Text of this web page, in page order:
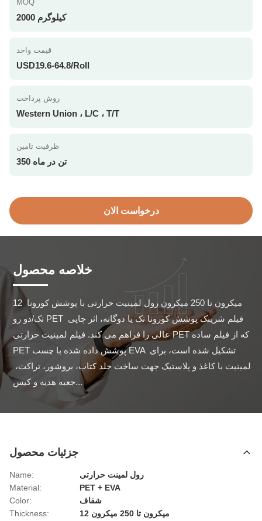
MOQ
2000 کیلوگرم
قیمت واحد
USD19.6-64.8/Roll
روش پرداخت
Western Union ، L/C ، T/T
ظرفیت تامین
350 تن در ماه
درخواست الان
خلاصه محصول
12 میکرون تا 250 میکرون رول لمینیت حرارتی با پوشش کورونا
تک/دو رو PET فیلم شرینک پوشش کورونا تک یا دوگانه، اثر چاپی
عالی را فراهم می کند. فیلم لمینیت حرارتی PET که از فیلم ساده
PET پوشش داده شده با چسب EVA تشکیل شده است، برای
جعبه هدیه و کیس...
جزئیات محصول
Name:
رول لمینت حرارتی
Material:
PET + EVA
Color:
شفاف
Thickness:
12 میکرون تا 250 میکرون